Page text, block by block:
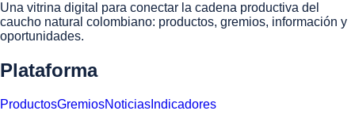
Una vitrina digital para conectar la cadena productiva del
caucho natural colombiano: productos, gremios, información y
oportunidades.
Plataforma
ProductosGremiosNoticias Indicadores